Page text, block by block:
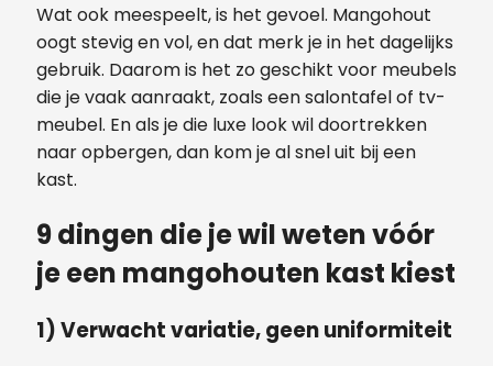
Wat ook meespeelt, is het gevoel. Mangohout
oogt stevig en vol, en dat merk je in het dagelijks
gebruik. Daarom is het zo geschikt voor meubels
die je vaak aanraakt, zoals een salontafel of tv-
meubel. En als je die luxe look wil doortrekken
naar opbergen, dan kom je al snel uit bij een
kast.
9 dingen die je wil weten vóór
je een mangohouten kast kiest
1) Verwacht variatie, geen uniformiteit